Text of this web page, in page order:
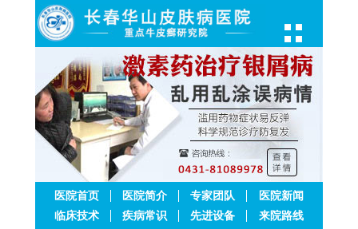
医院首页 医院简介 专家团队
医院新闻
临床技术
疾病常识 先进设备 来院路线